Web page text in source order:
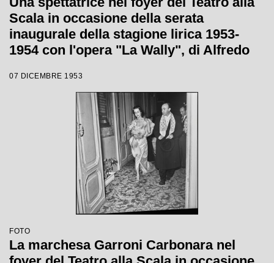
Scala in occasione della serata
inaugurale della stagione lirica 1953-
1954 con l'opera "La Wally", di Alfredo
con la regia di Tatiana Pavlova
07 DICEMBRE 1953
FOTO
La marchesa Garroni Carbonara nel